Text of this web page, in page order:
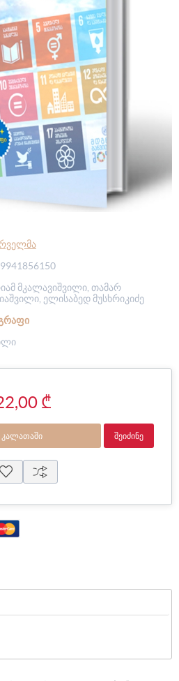
მკალავიშვილი, თამარ
ელისაბედ მუსხრიკიძე
₾
ᲙᲐᲚᲐᲗᲐᲨᲘ ᲨᲔᲘᲫᲘᲜᲔ